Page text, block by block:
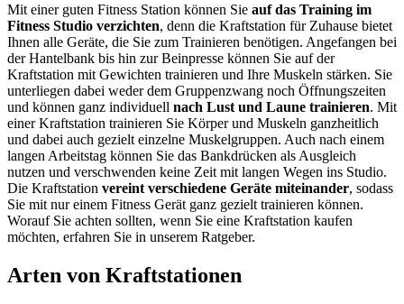
Mit einer guten Fitness Station können Sie auf das Training im
Fitness Studio verzichten, denn die Kraftstation für Zuhause bietet
Ihnen alle Geräte, die Sie zum Trainieren benötigen. Angefangen bei
der Hantelbank bis hin zur Beinpresse können Sie auf der
Kraftstation mit Gewichten trainieren und Ihre Muskeln stärken. Sie
unterliegen dabei weder dem Gruppenzwang noch Öffnungszeiten
und können ganz individuell nach Lust und Laune trainieren. Mit
einer Kraftstation trainieren Sie Körper und Muskeln ganzheitlich
und dabei auch gezielt einzelne Muskelgruppen. Auch nach einem
langen Arbeitstag können Sie das Bankdrücken als Ausgleich
nutzen und verschwenden keine Zeit mit langen Wegen ins Studio.
Die Kraftstation vereint verschiedene Geräte miteinander, sodass
Sie mit nur einem Fitness Gerät ganz gezielt trainieren können.
Worauf Sie achten sollten, wenn Sie eine Kraftstation kaufen
möchten, erfahren Sie in unserem Ratgeber.
Arten von Kraftstationen